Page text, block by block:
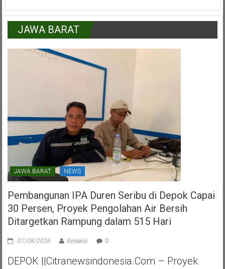
Gea,Anggota
DPR
Dalam
JAWA BARAT
JAWA BARAT NEWS
Pembangunan IPA Duren Seribu di Depok Capai
30 Persen, Proyek Pengolahan Air Bersih
Ditargetkan Rampung dalam 515 Hari
07/08/2026 Redaksi 0
DEPOK ||Citranewsindonesia.com – Proyek